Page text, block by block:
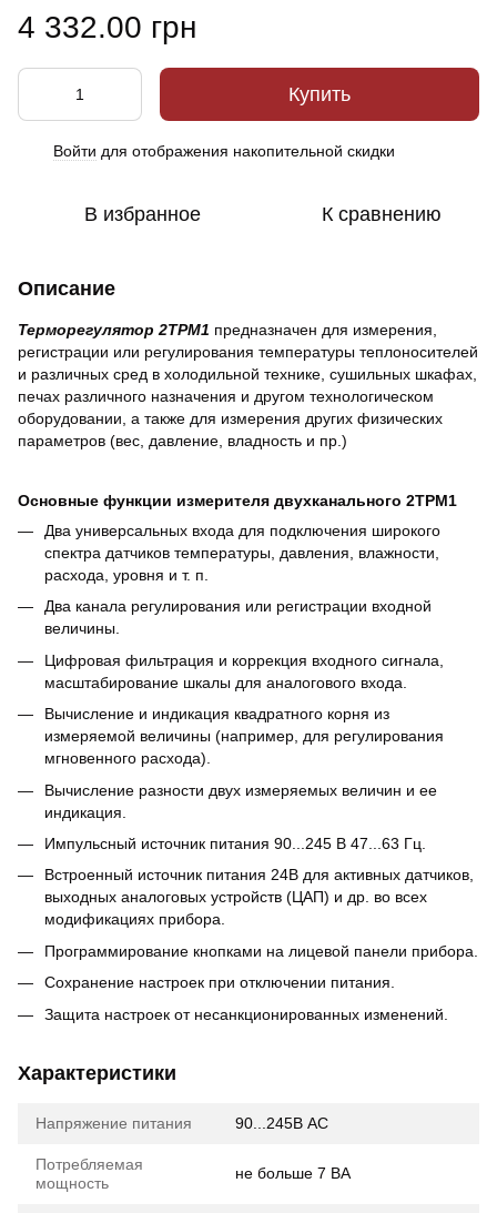
4 332.00 грн
Купить
Войти для отображения накопительной скидки
В избранное К сравнению
Описание
Терморегулятор 2ТРМ1 предназначен для измерения,
регистрации или регулирования температуры теплоносителей
и различных сред в холодильной технике, сушильных шкафах,
печах различного назначения и другом технологическом
оборудовании, а также для измерения других физических
параметров (вес, давление, владность и пр.)
Основные функции измерителя двухканального 2ТРМ1
Два универсальных входа для подключения широкого
спектра датчиков температуры, давления, влажности,
расхода, уровня и т. п.
Два канала регулирования или регистрации входной
величины.
Цифровая фильтрация и коррекция входного сигнала,
масштабирование шкалы для аналогового входа.
Вычисление и индикация квадратного корня из
измеряемой величины (например, для регулирования
мгновенного расхода).
Вычисление разности двух измеряемых величин и ее
индикация.
Импульсный источник питания 90...245 В 47...63 Гц.
Встроенный источник питания 24В для активных датчиков,
выходных аналоговых устройств (ЦАП) и др. во всех
модификациях прибора.
Программирование кнопками на лицевой панели прибора.
Сохранение настроек при отключении питания.
Защита настроек от несанкционированных изменений.
Характеристики
Напряжение питания 90...245В AC
Потребляемая
мощность
не больше 7 ВА